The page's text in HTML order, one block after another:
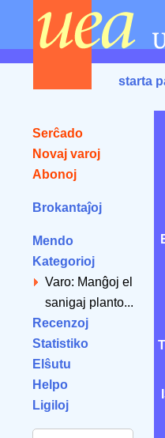
starta
Serĉado
Novaj varoj
Abonoj
Brokantaĵoj
Mendo
Kategorioj
Varo: Manĝoj el
sanigaj planto...
Recenzoj
Statistiko
Elŝutu
Helpo
Ligiloj